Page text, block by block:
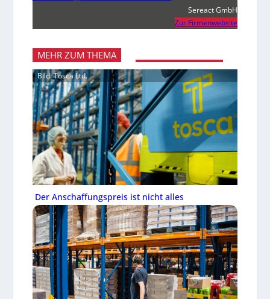
Sereact GmbH
Zur Firmenwebsite
MEHR ZUM THEMA
Bild: Tosca Ltd.
Der Anschaffungspreis ist nicht alles